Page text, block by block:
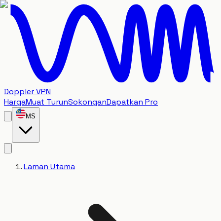
Doppler VPN
HargaMuat TurunSokonganDapatkan Pro
MS
Laman Utama